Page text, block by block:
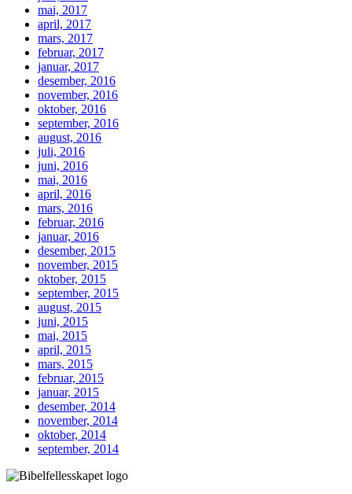
mai, 2017
april, 2017
mars, 2017
februar, 2017
januar, 2017
desember, 2016
november, 2016
oktober, 2016
september, 2016
august, 2016
juli, 2016
juni, 2016
mai, 2016
april, 2016
mars, 2016
februar, 2016
januar, 2016
desember, 2015
november, 2015
oktober, 2015
september, 2015
august, 2015
juni, 2015
mai, 2015
april, 2015
mars, 2015
februar, 2015
januar, 2015
desember, 2014
november, 2014
oktober, 2014
september, 2014